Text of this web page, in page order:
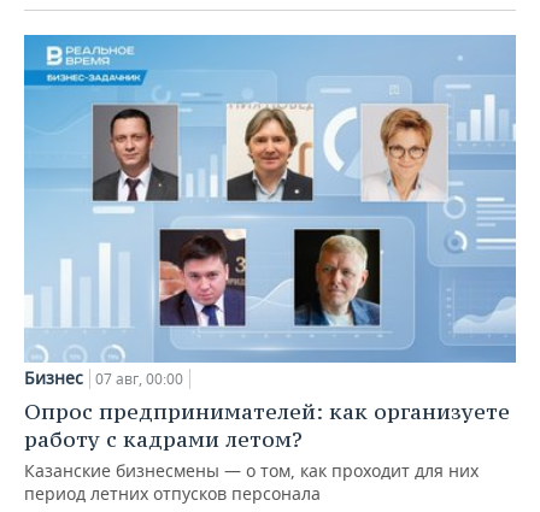
Бизнес 07 авг, 00:00
Опрос предпринимателей: как организуете
работу с кадрами летом?
Казанские бизнесмены — о том, как проходит для них
период летних отпусков персонала